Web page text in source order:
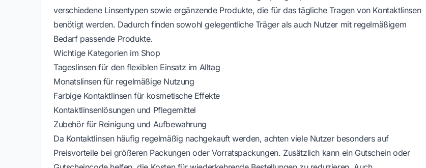
verschiedene Linsentypen sowie ergänzende Produkte, die für das tägliche Tragen von Kontaktlinsen
benötigt werden. Dadurch finden sowohl gelegentliche Träger als auch Nutzer mit regelmäßigem
Bedarf passende Produkte.
Wichtige Kategorien im Shop
Tageslinsen für den flexiblen Einsatz im Alltag
Monatslinsen für regelmäßige Nutzung
Farbige Kontaktlinsen für kosmetische Effekte
Kontaktlinsenlösungen und Pflegemittel
Zubehör für Reinigung und Aufbewahrung
Da Kontaktlinsen häufig regelmäßig nachgekauft werden, achten viele Nutzer besonders auf
Preisvorteile bei größeren Packungen oder Vorratspackungen. Zusätzlich kann ein Gutschein oder